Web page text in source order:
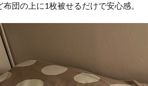
布団の上に1枚被せるだけで安心感。